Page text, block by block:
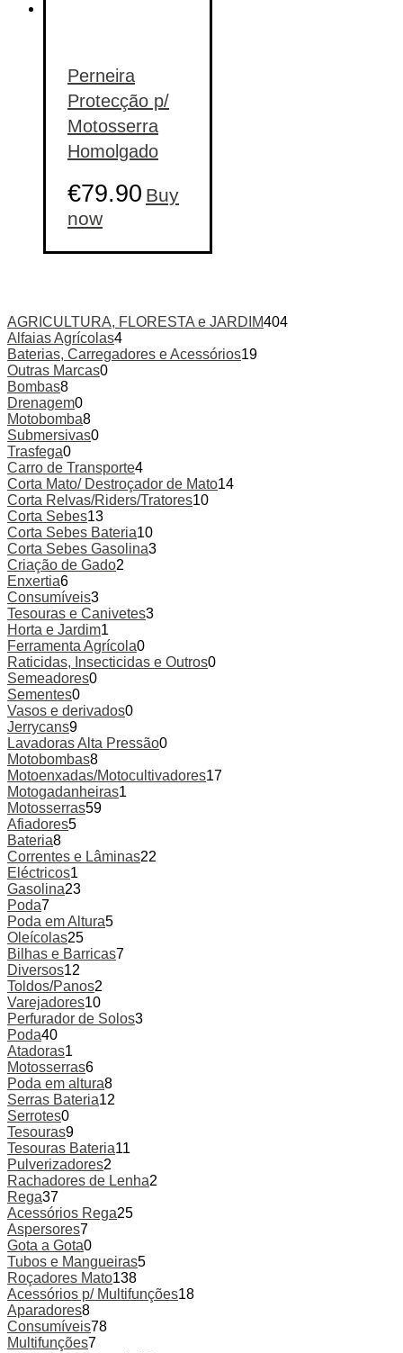
Perneira
Protecção p/
Motosserra
Homolgado
€79.90 Buy
nowThis
product
has
options
may
be
chosen
on
AGRICULTURA, FLORESTA e JARDIM404
Alfaias Agrícolas4
Baterias, Carregadores e Acessórios19
Outras Marcas0
Bombas8
Drenagem0
Motobomba8
Submersivas0
Trasfega0
Carro de Transporte4
Corta Mato/ Destroçador de Mato14
Corta Relvas/Riders/Tratores10
Corta Sebes13
Corta Sebes Bateria10
Corta Sebes Gasolina3
Criação de Gado2
Enxertia6
Consumíveis3
Tesouras e Canivetes3
Horta e Jardim1
Ferramenta Agrícola0
Raticidas, Insecticidas e Outros0
Semeadores0
Sementes0
Vasos e derivados0
Jerrycans9
Lavadoras Alta Pressão0
Motobombas8
Motoenxadas/Motocultivadores17
Motogadanheiras1
Motosserras59
Afiadores5
Bateria8
Correntes e Lâminas22
Eléctricos1
Gasolina23
Poda7
Poda em Altura5
Oleícolas25
Bilhas e Barricas7
Diversos12
Toldos/Panos2
Varejadores10
Perfurador de Solos3
Poda40
Atadoras1
Motosserras6
Poda em altura8
Serras Bateria12
Serrotes0
Tesouras9
Tesouras Bateria11
Pulverizadores2
Rachadores de Lenha2
Rega37
Acessórios Rega25
Aspersores7
Gota a Gota0
Tubos e Mangueiras5
Roçadores Mato138
Acessórios p/ Multifunções18
Aparadores8
Consumíveis78
Multifunções7